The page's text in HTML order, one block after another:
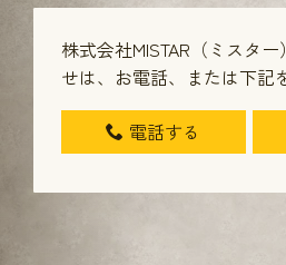
株式会社MISTAR（ミスタ
せは、 お電話、または下記
電話する